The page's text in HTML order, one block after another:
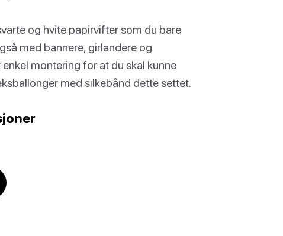
og hvite papirvifter som du bare
med bannere, girlandere og
montering for at du skal kunne
med silkebånd dette settet.